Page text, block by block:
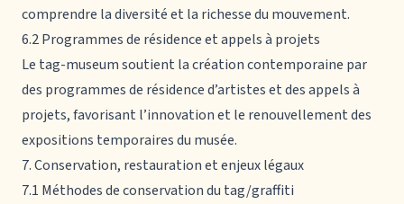
comprendre la diversité et la richesse du mouvement.
6.2 Programmes de résidence et appels à projets
Le tag-museum soutient la création contemporaine par
des programmes de résidence d’artistes et des appels à
projets, favorisant l’innovation et le renouvellement des
expositions temporaires du musée.
7. Conservation, restauration et enjeux légaux
7.1 Méthodes de conservation du tag/graffiti